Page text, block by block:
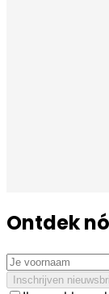
Ontdek
Inschrijven